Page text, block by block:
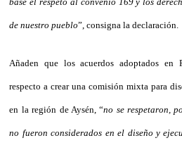
de nuestro pueblo”, consigna la declaración.
Añaden que los acuerdos adoptados en
respecto a crear una comisión mixta para
en la región de Aysén, “no se respetaron,
no fueron considerados en el diseño y